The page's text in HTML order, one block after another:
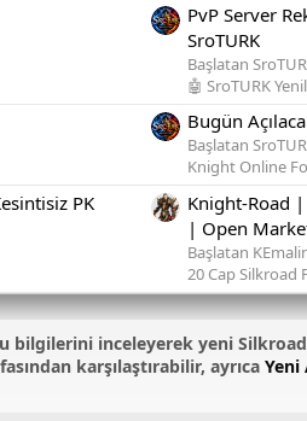
PvP Server
SroTURK
Başlatan
🤖 SroTURK
Bugün
Başlatan
Knight Online
PK
Knight-Road
| Open
Başlatan
20 Cap Silkroad
bilgilerini inceleyerek yeni
karşılaştırabilir, ayrıca Yeni